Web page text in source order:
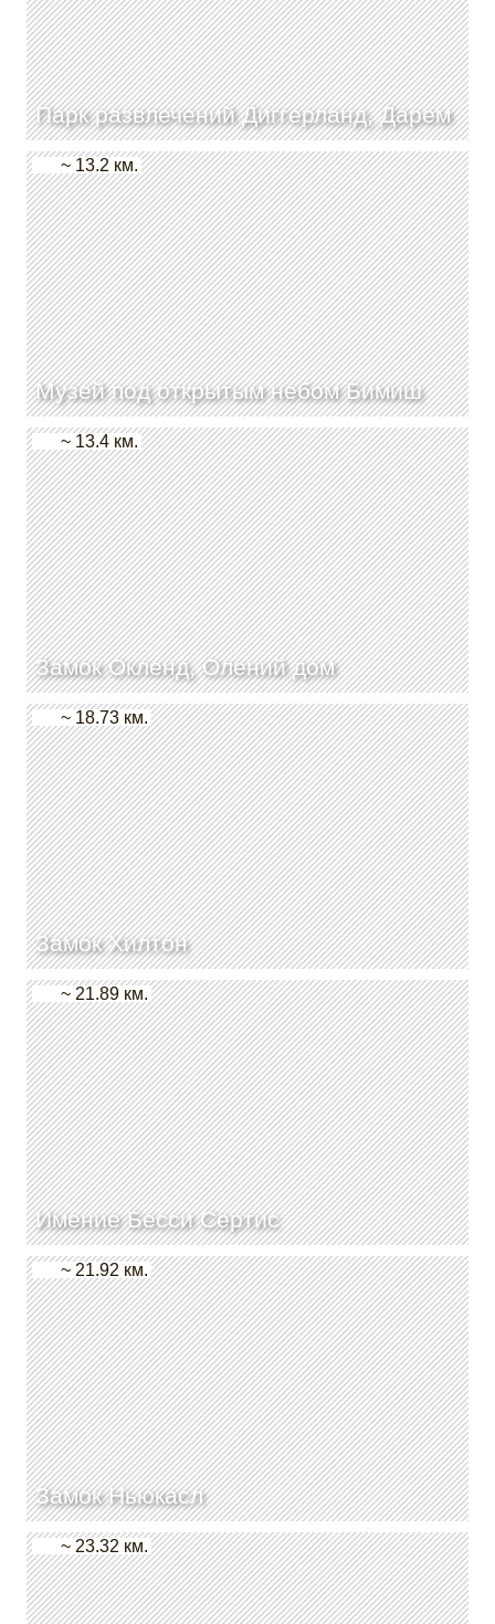
Парк развлечений Диггерланд, Дарем
Музей под открытым небом Бимиш
~ 13.2 км.
Замок Окленд, Олений дом
~ 13.4 км.
Замок Хилтон
~ 18.73 км.
Имение Бесси Сертис
~ 21.89 км.
Замок Ньюкасл
~ 21.92 км.
~ 23.32 км.